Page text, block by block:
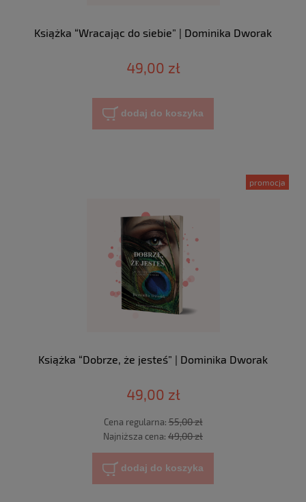
Książka “Wracając do siebie” | Dominika Dworak
49,00 zł
dodaj do koszyka
Książka “Dobrze, że jesteś” | Dominika Dworak
49,00 zł
Cena regularna:55,00 zł
Najniższa cena: 49,00 zł
dodaj do koszyka
promocja